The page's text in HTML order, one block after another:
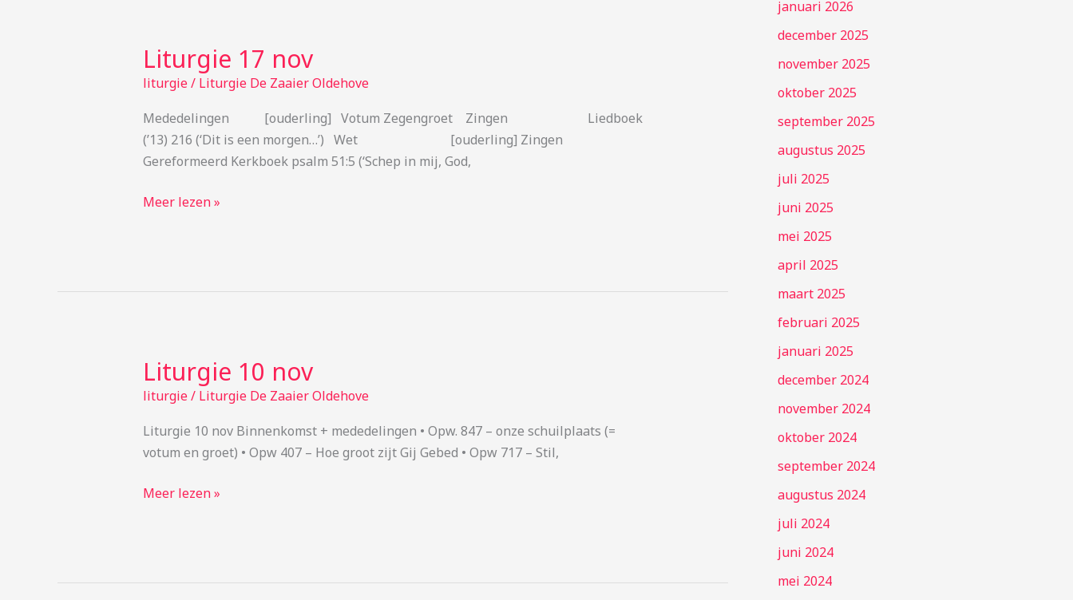
Liturgie 17 nov
liturgie/ Liturgie De Zaaier Oldehove
Mededelingen [ouderling] Votum Zegengroet Zingen Liedboek
(’13) 216 (‘Dit is een morgen…’) Wet [ouderling] Zingen
Gereformeerd Kerkboek psalm 51:5 (‘Schep in mij, God,
Liturgie
17
Meer lezen »
Liturgie 10 nov
liturgie/ Liturgie De Zaaier Oldehove
Liturgie 10 nov Binnenkomst + mededelingen • Opw. 847 – onze schuilplaats (=
votum en groet) • Opw 407 – Hoe groot zijt Gij Gebed • Opw 717 – Stil,
Liturgie
10
Meer lezen »
januari 2026
december 2025
november 2025
oktober 2025
september 2025
augustus 2025
juli 2025
juni 2025
mei 2025
april 2025
maart 2025
februari 2025
januari 2025
december 2024
november 2024
oktober 2024
september 2024
augustus 2024
juli 2024
juni 2024
mei 2024